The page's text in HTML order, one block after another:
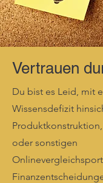
Vertrauen
Du bist es Leid, mit
Wissensdefizit
oder sonstigen